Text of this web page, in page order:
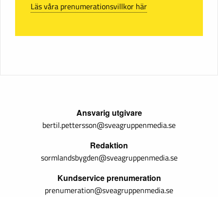
Läs våra prenumerationsvillkor här
Ansvarig utgivare
bertil.pettersson@sveagruppenmedia.se
Redaktion
sormlandsbygden@sveagruppenmedia.se
Kundservice prenumeration
prenumeration@sveagruppenmedia.se